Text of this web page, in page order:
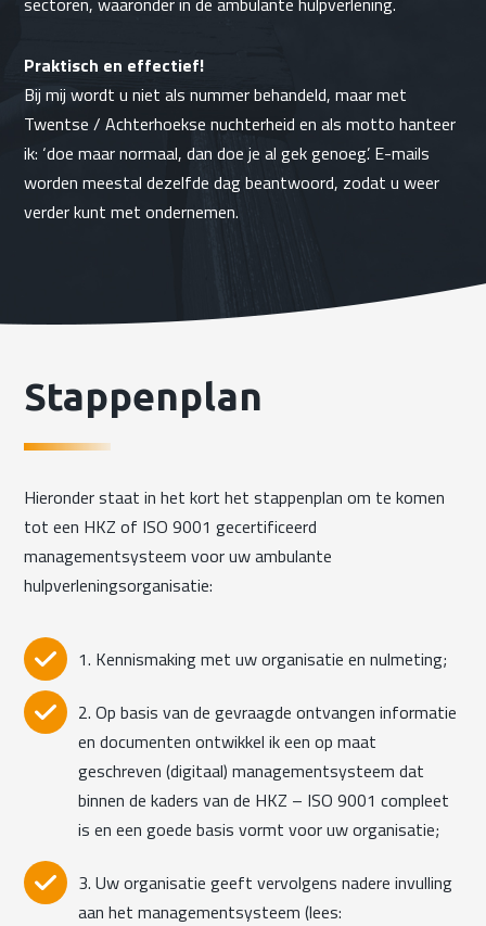
Praktisch en effectief!
Bij mij wordt u niet als nummer behandeld, maar met
Twentse / Achterhoekse nuchterheid en als motto hanteer
ik: ‘doe maar normaal, dan doe je al gek genoeg’. E-mails
worden meestal dezelfde dag beantwoord, zodat u weer
verder kunt met ondernemen.
Stappenplan
Hieronder staat in het kort het stappenplan om te komen
tot een HKZ of ISO 9001 gecertificeerd
managementsysteem voor uw ambulante
hulpverleningsorganisatie:
1. Kennismaking met uw organisatie en nulmeting;
2. Op basis van de gevraagde ontvangen informatie
en documenten ontwikkel ik een op maat
geschreven (digitaal) managementsysteem dat
binnen de kaders van de HKZ – ISO 9001 compleet
is en een goede basis vormt voor uw organisatie;
3. Uw organisatie geeft vervolgens nadere invulling
aan het managementsysteem (lees: